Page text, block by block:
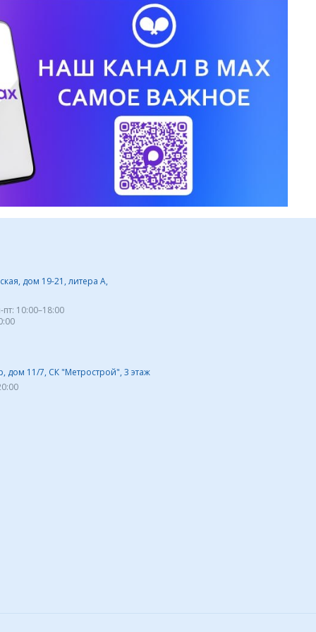
дом 19-21, литера А,
пт: 10:00–18:00
дом 11/7, СК "Метрострой", 3 этаж